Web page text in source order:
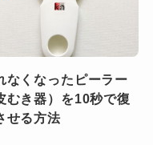
なくなったピーラー
むき器）を10秒で復
せる方法